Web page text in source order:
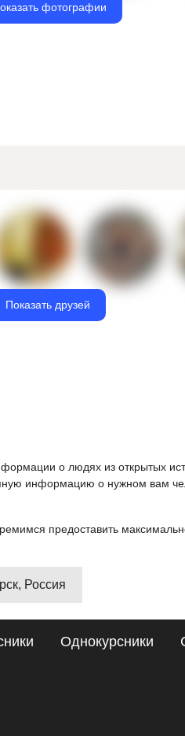
фотографии
Показать друзей
о людях из открытых
информацию о нужном вам
предоставить
Россия
Однокурсники